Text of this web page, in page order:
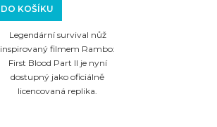
DO KOŠÍKU
Legendární survival nůž
inspirovaný filmem Rambo:
First Blood Part II je nyní
dostupný jako oficiálně
licencovaná replika.